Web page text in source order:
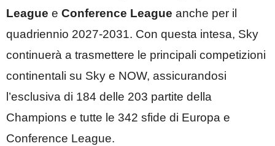
League e Conference League anche per il
quadriennio 2027-2031. Con questa intesa, Sky
continuerà a trasmettere le principali competizioni
continentali su Sky e NOW, assicurandosi
l’esclusiva di 184 delle 203 partite della
Champions e tutte le 342 sfide di Europa e
Conference League.